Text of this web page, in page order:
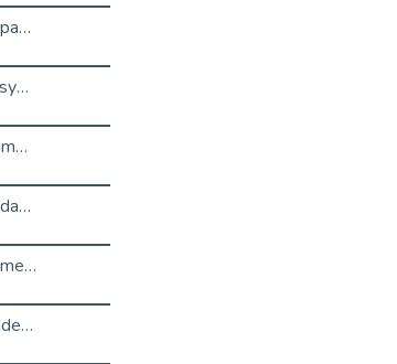
Cap Emploi : L'accompagnement EXH c’est quoi ?
21 Mars : Plus qu’un symbole, un engagement pour l’inclusion
Décret de renouvellement de l'aide aux employeurs d'apprentis
Développer la pair-aidance en santé mentale : guide pour les employeurs
DOETH 2026 : lancement de la campagne pour les employeurs publics
Troubles DYS et monde du travail : mieux comprendre pour mieux accompagner _ vidéo